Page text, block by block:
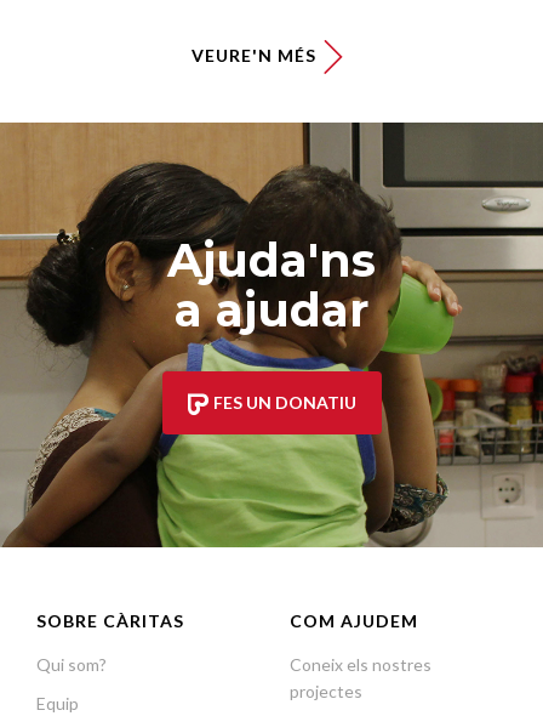
VEURE'N MÉS
Ajuda'ns
a ajudar
FES UN DONATIU
SOBRE CÀRITAS
Qui som?
Equip
COM AJUDEM
Coneix els nostres
projectes